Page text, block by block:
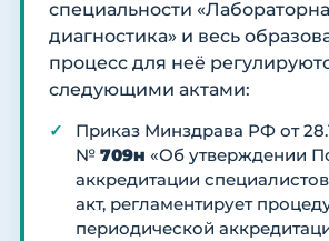
специальности
диагностика» и весь
процесс для неё
следующими актами:
Приказ Минздрава РФ от
№ 709н «Об утверждении
аккредитации
акт, регламентирует
периодической